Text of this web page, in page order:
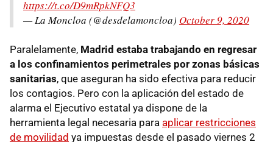
https://t.co/D9mRpkNFQ3
— La Moncloa (@desdelamoncloa) October 9, 2020
Paralelamente, Madrid estaba trabajando en regresar
a los confinamientos perimetrales por zonas básicas
sanitarias, que aseguran ha sido efectiva para reducir
los contagios. Pero con la aplicación del estado de
alarma el Ejecutivo estatal ya dispone de la
herramienta legal necesaria para aplicar restricciones
de movilidad ya impuestas desde el pasado viernes 2